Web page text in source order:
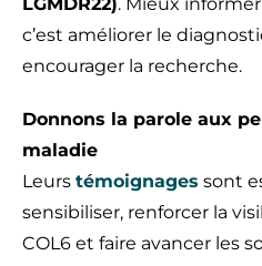
c’est améliorer le
encourager la recherche.
Donnons la parole aux
maladie
Leurs témoignages sont
sensibiliser, renforcer la
COL6 et faire avancer les